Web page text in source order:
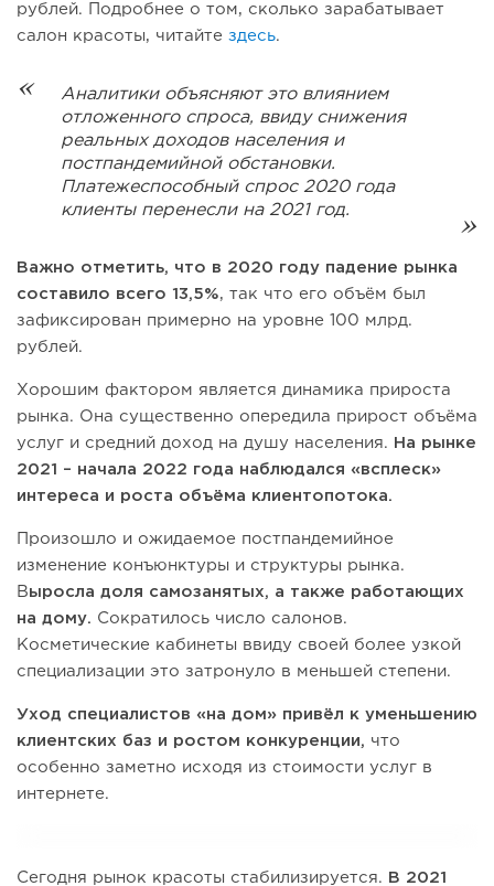
рублей. Подробнее о том, сколько зарабатывает
салон красоты, читайте здесь.
Аналитики объясняют это влиянием
отложенного спроса, ввиду снижения
реальных доходов населения и
постпандемийной обстановки.
Платежеспособный спрос 2020 года
клиенты перенесли на 2021 год.
Важно отметить, что в 2020 году падение рынка
составило всего 13,5%, так что его объём был
зафиксирован примерно на уровне 100 млрд.
рублей.
Хорошим фактором является динамика прироста
рынка. Она существенно опередила прирост объёма
услуг и средний доход на душу населения.
На рынке
2021 – начала 2022 года наблюдался «всплеск»
интереса и роста объёма клиентопотока.
Произошло и ожидаемое постпандемийное
изменение конъюнктуры и структуры рынка.
Выросла доля самозанятых, а также работающих
на дому. Сократилось число салонов.
Косметические кабинеты ввиду своей более узкой
специализации это затронуло в меньшей степени.
Уход специалистов «на дом» привёл к уменьшению
клиентских баз и ростом конкуренции, что
особенно заметно исходя из стоимости услуг в
интернете.
Сегодня рынок красоты стабилизируется.
В 2021